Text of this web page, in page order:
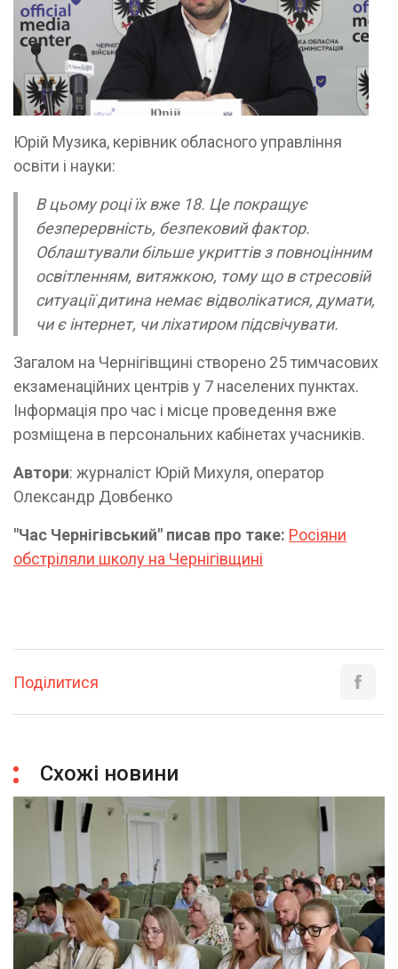
Юрій Музика, керівник обласного управління
освіти і науки:
В цьому році їх вже 18. Це покращує
безперервність, безпековий фактор.
Облаштували більше укриттів з повноцінним
освітленням, витяжкою, тому що в стресовій
ситуації дитина немає відволікатися, думати,
чи є інтернет, чи ліхатиром підсвічувати.
Загалом на Чернігівщині створено 25 тимчасових
екзаменаційних центрів у 7 населених пунктах.
Інформація про час і місце проведення вже
розміщена в персональних кабінетах учасників.
Автори: журналіст Юрій Михуля, оператор
Олександр Довбенко
"Час Чернігівський" писав про таке: Росіяни
обстріляли школу на Чернігівщині
Поділитися
Схожі новини